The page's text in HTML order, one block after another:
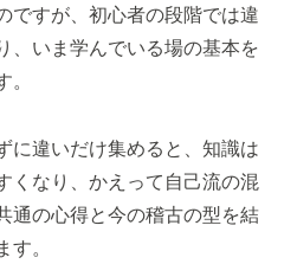
ですが、初心者の段階では違
、いま学んでいる場の基本を
。
に違いだけ集めると、知識は
くなり、かえって自己流の混
通の心得と今の稽古の型を結
す。